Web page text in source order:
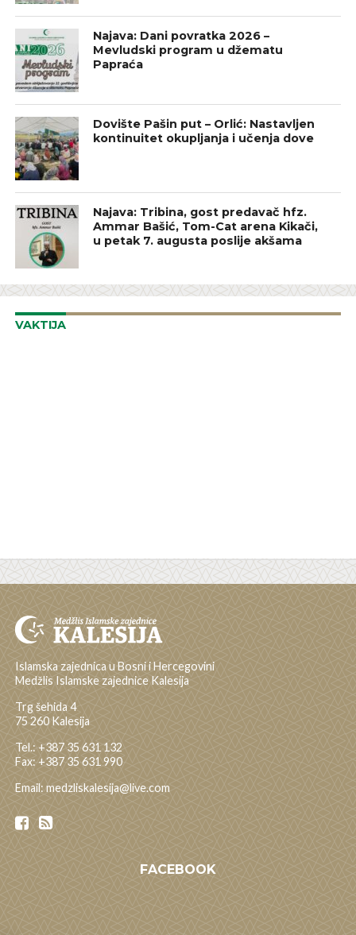
Najava: Dani povratka 2026 –
Mevludski program u džematu
Papraća
Dovište Pašin put – Orlić: Nastavljen
kontinuitet okupljanja i učenja dove
Najava: Tribina, gost predavač hfz.
Ammar Bašić, Tom-Cat arena Kikači,
u petak 7. augusta poslije akšama
VAKTIJA
Islamska zajednica u Bosni i Hercegovini
Medžlis Islamske zajednice Kalesija
Trg šehida 4
75 260 Kalesija
Tel.: +387 35 631 132
Fax: +387 35 631 990
Email: medzliskalesija@live.com
FACEBOOK